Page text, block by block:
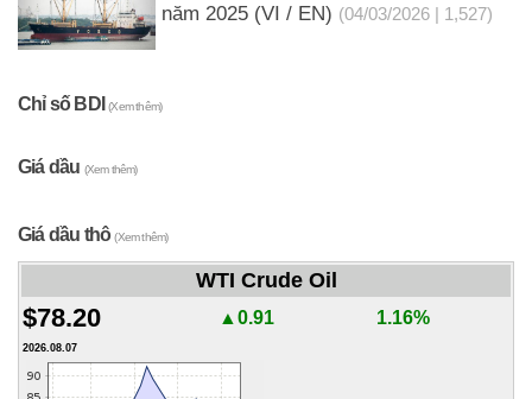
năm 2025 (VI / EN) (04/03/2026 | 1,527)
Chỉ số BDI(Xem thêm)
Giá dầu (Xem thêm)
Giá dầu thô(Xem thêm)
WTI Crude Oil
$78.20 ▲0.91 1.16%
2026.08.07